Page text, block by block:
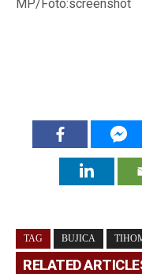
MP/Foto:screenshot
TAG BUJICA
RELATED